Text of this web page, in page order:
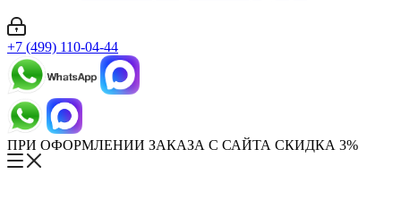
+7 (499) 110-04-44
ПРИ ОФОРМЛЕНИИ ЗАКАЗА С САЙТА СКИДКА 3%